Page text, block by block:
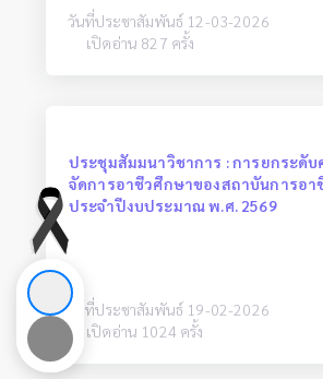
วันที่ประชาสัมพันธ์ 12-03-2026
เปิดอ่าน 827 ครั้ง
ประชุมสัมมนาวิชาการ : การยกระดั
จัดการอาชีวศึกษาของสถาบันการอา
ประจำปีงบประมาณ พ.ศ. 2569
วันที่ประชาสัมพันธ์ 19-02-2026
เปิดอ่าน 1024 ครั้ง